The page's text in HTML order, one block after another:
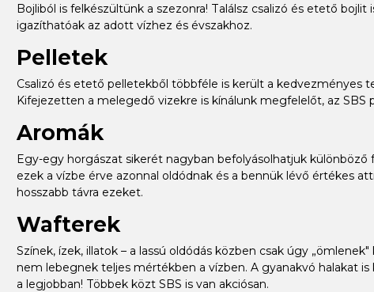
Bojliból is felkészültünk a szezonra! Találsz csalizó és etető
igazíthatóak az adott vízhez és évszakhoz.
Pelletek
Csalizó és etető pelletekből többféle is került a kedvezményes
Kifejezetten a melegedő vizekre is kínálunk megfelelőt, az
Aromák
Egy-egy horgászat sikerét nagyban befolyásolhatjuk
ezek a vízbe érve azonnal oldódnak és a bennük lévő értékes
hosszabb távra ezeket.
Wafterek
Színek, ízek, illatok – a lassú oldódás közben csak úgy
nem lebegnek teljes mértékben a vízben. A gyanakvó halakat
a legjobban! Többek közt SBS is van akciósan.